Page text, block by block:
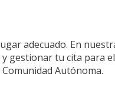
adecuado. En
y gestionar tu cita para
Autónoma.